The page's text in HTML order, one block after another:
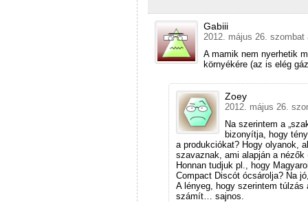
Gabiii
2012. május 26. szombat
A mamik nem nyerhetik
környékére (az is elég
Zoey
2012. május 26.
Na szerintem a
bizonyítja, hogy
a produkciókat? Hogy olyanok,
szavaznak, ami alapján a
Honnan tudjuk pl., hogy
Compact Discót ócsárolja? Na
A lényeg, hogy szerintem
számít… sajnos.